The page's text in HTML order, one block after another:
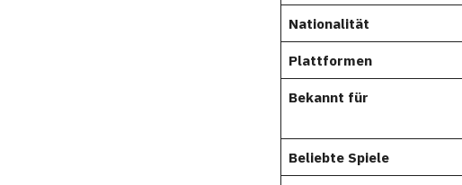
Nationalität
Plattformen
Bekannt für
Beliebte Spiele